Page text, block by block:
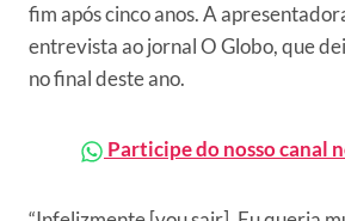
fim após cinco anos. A
entrevista ao jornal O Globo, que
no final deste ano.
Participe do nosso canal